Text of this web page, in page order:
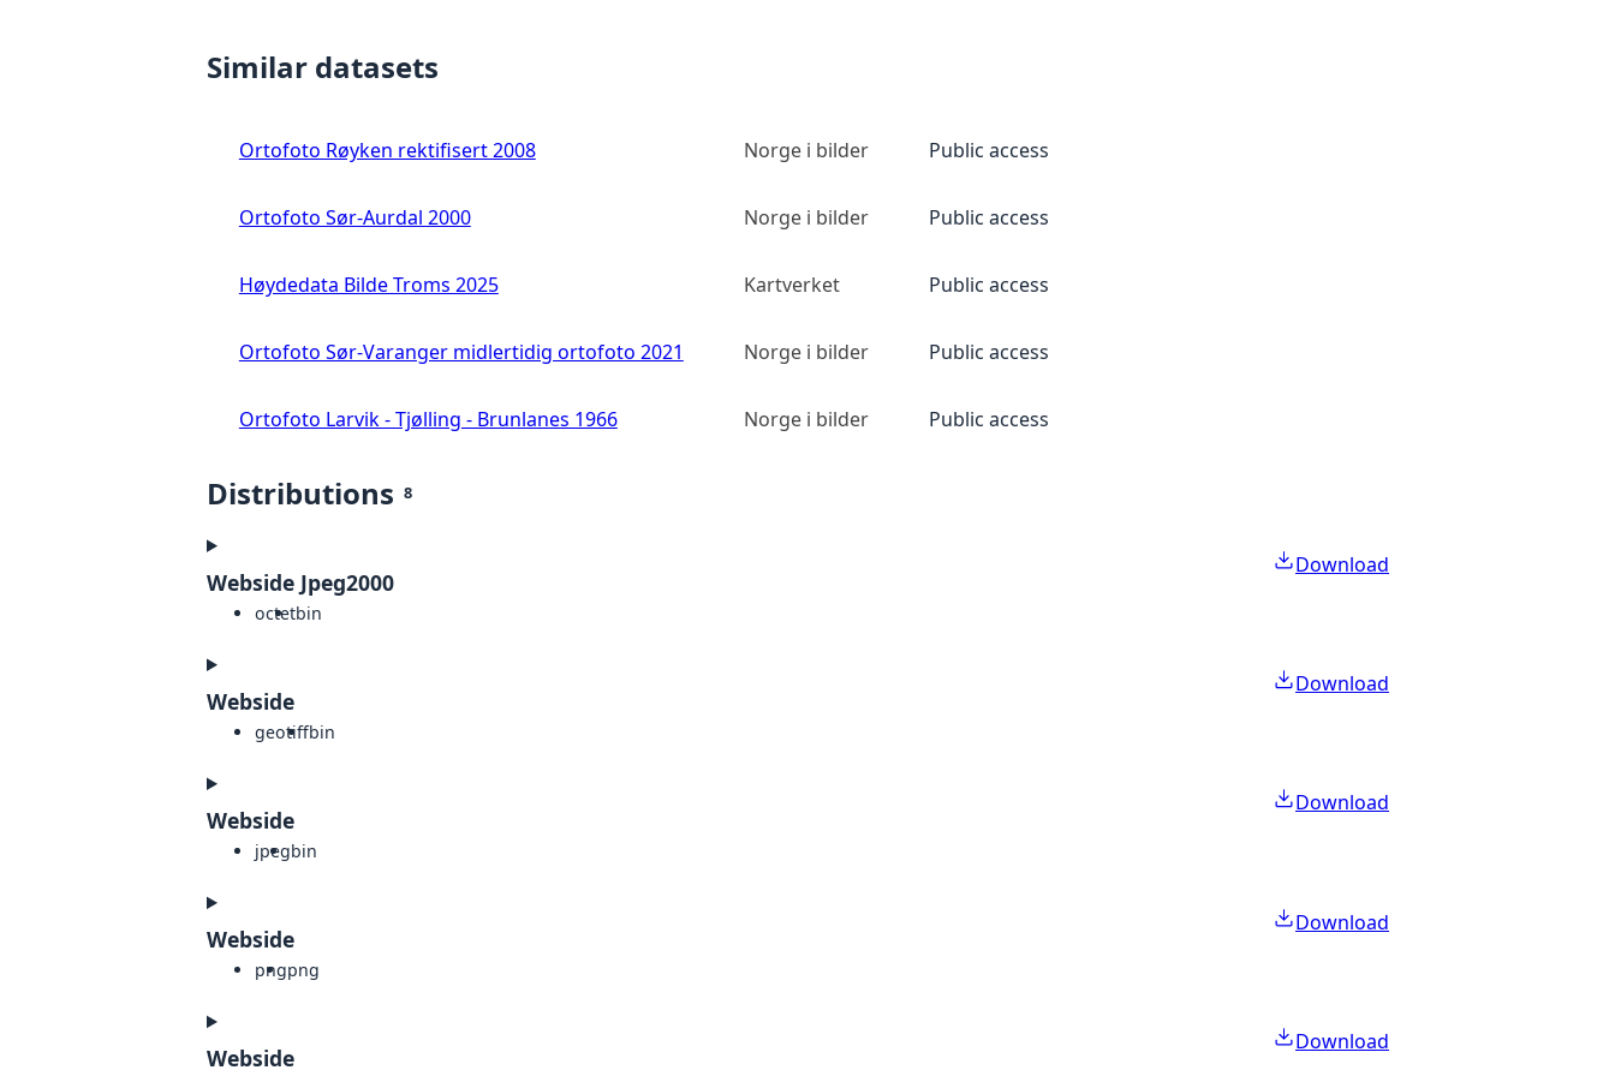
Similar datasets
Ortofoto Røyken rektifisert 2008 Norge i bilder Public access
Ortofoto Sør-Aurdal 2000 Norge i bilder Public access
Høydedata Bilde Troms 2025 Kartverket Public access
Ortofoto Sør-Varanger midlertidig ortofoto 2021 Norge i bilder Public access
Ortofoto Larvik - Tjølling - Brunlanes 1966 Norge i bilder Public access
Distributions 8
Webside Jpeg2000
octetbin
Download
Webside
geotiffbin
Download
Webside
jpegbin
Download
Webside
pngpng
Download
Webside
Download